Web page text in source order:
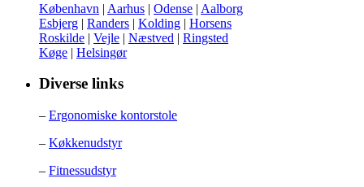
København | Aarhus | Odense | Aalborg
Esbjerg | Randers | Kolding | Horsens
Roskilde | Vejle | Næstved | Ringsted
Køge | Helsingør
Diverse links
– Ergonomiske kontorstole
– Køkkenudstyr
– Fitnessudstyr